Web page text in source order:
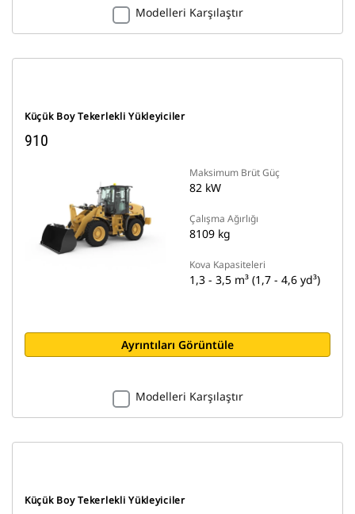
Modelleri Karşılaştır
Küçük Boy Tekerlekli Yükleyiciler
910
Maksimum Brüt Güç
82 kW
Çalışma Ağırlığı
8109 kg
Kova Kapasiteleri
1,3 - 3,5 m³ (1,7 - 4,6 yd³)
Ayrıntıları Görüntüle
Modelleri Karşılaştır
Küçük Boy Tekerlekli Yükleyiciler